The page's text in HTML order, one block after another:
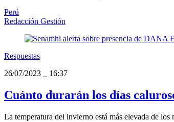
Perú
Redacción Gestión
Respuestas
26/07/2023
16:37
Cuánto durarán los días
La temperatura del invierno está más elevada de